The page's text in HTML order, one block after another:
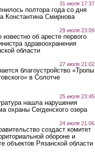
31 июля 17:37
полтора года со дня
Константина Смирнова
29 июля 23:09
известно об аресте первого
здравоохранения
области
27 июля 21:02
благоустройство «Тропы
в Солотче
25 июля 23:45
нашла нарушения
охраны Сегденского озера
24 июля 21:06
создаст комитет
обороне и
объектов Рязанской области